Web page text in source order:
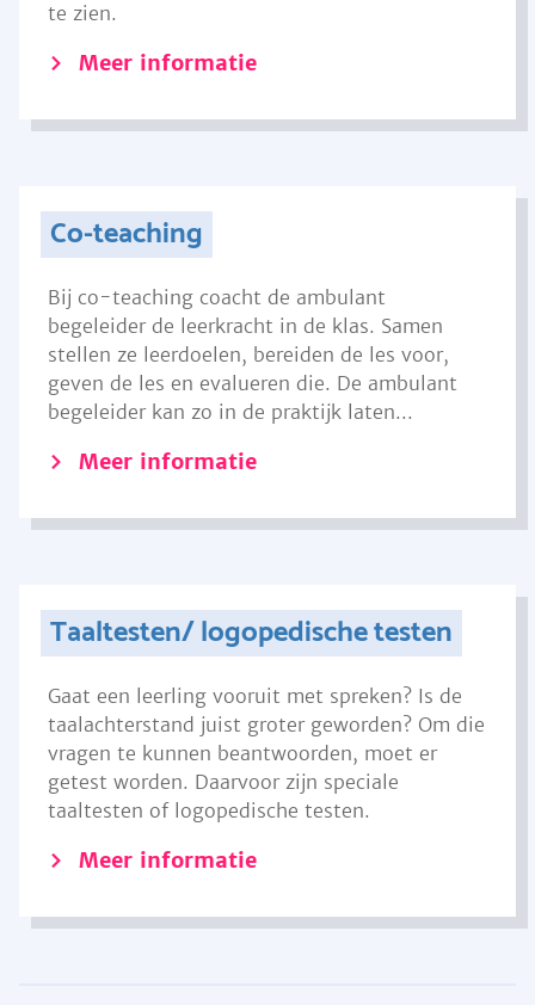
te zien.
Meer informatie
Co-teaching
Bij co-teaching coacht de ambulant
begeleider de leerkracht in de klas. Samen
stellen ze leerdoelen, bereiden de les voor,
geven de les en evalueren die. De ambulant
begeleider kan zo in de praktijk laten...
Meer informatie
Taaltesten/ logopedische testen
Gaat een leerling vooruit met spreken? Is de
taalachterstand juist groter geworden? Om die
vragen te kunnen beantwoorden, moet er
getest worden. Daarvoor zijn speciale
taaltesten of logopedische testen.
Meer informatie